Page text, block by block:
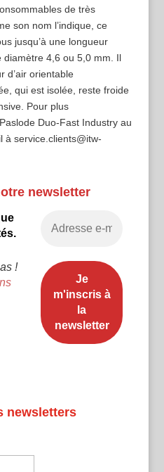
de très
son nom l’indique, ce
jusqu’à une longueur
diamètre 4,6 ou 5,0 mm. Il
orientable
qui est isolée, reste froide
Pour plus
Duo-Fast Industry au
à service.clients@itw-
newsletter
!
newsletters